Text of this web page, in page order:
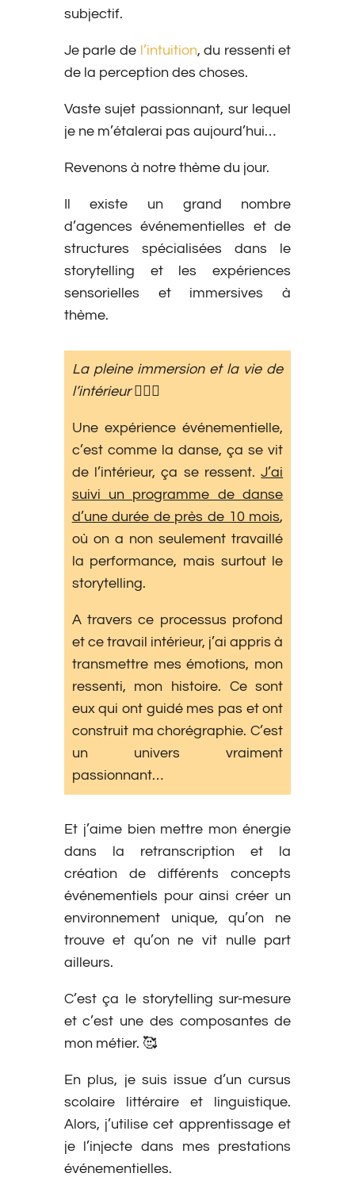
subjectif.
Je parle de l’intuition, du ressenti et
de la perception des choses.
Vaste sujet passionnant, sur lequel
je ne m’étalerai pas aujourd’hui…
Revenons à notre thème du jour.
Il existe un grand nombre
d’agences événementielles et de
structures spécialisées dans le
storytelling et les expériences
sensorielles et immersives à
thème.
La pleine immersion et la vie de
l’intérieur 🧘🏽‍♀️
Une expérience événementielle,
c’est comme la danse, ça se vit
de l’intérieur, ça se ressent.J’ai
suivi un programme de danse
d’une durée de près de 10 mois,
où on a non seulement travaillé
la performance, mais surtout le
storytelling.
A travers ce processus profond
et ce travail intérieur, j’ai appris à
transmettre mes émotions, mon
ressenti, mon histoire. Ce sont
eux qui ont guidé mes pas et ont
construit ma chorégraphie. C’est
un univers vraiment
passionnant…
Et j’aime bien mettre mon énergie
dans la retranscription et la
création de différents concepts
événementiels pour ainsi créer un
environnement unique, qu’on ne
trouve et qu’on ne vit nulle part
ailleurs.
C’est ça le storytelling sur-mesure
et c’est une des composantes de
mon métier. 🥰
En plus, je suis issue d’un cursus
scolaire littéraire et linguistique.
Alors, j’utilise cet apprentissage et
je l’injecte dans mes prestations
événementielles.